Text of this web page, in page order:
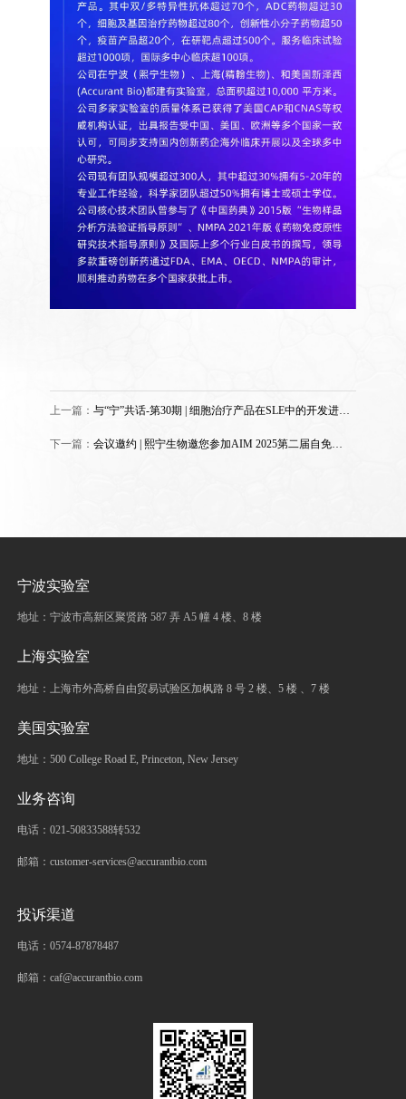
上一篇： 与“宁”共话-第30期 | 细胞治疗产品在SLE中的开发进展
下一篇： 会议邀约 | 熙宁生物邀您参加AIM 2025第二届自免药
宁波实验室
地址：宁波市高新区聚贤路 587 弄 A5 幢 4 楼、8 楼
上海实验室
地址：上海市外高桥自由贸易试验区加枫路 8 号 2 楼、5 楼 、7 楼
美国实验室
地址：500 College Road E, Princeton, New Jersey
业务咨询
电话：021-50833588转532
邮箱：customer-services@accurantbio.com
投诉渠道
电话：0574-87878487
邮箱：caf@accurantbio.com